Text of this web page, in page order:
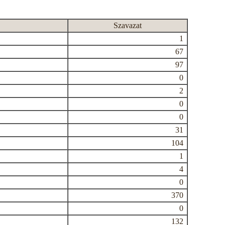
Szavazat
1
67
97
0
2
0
0
31
104
1
4
0
370
0
132